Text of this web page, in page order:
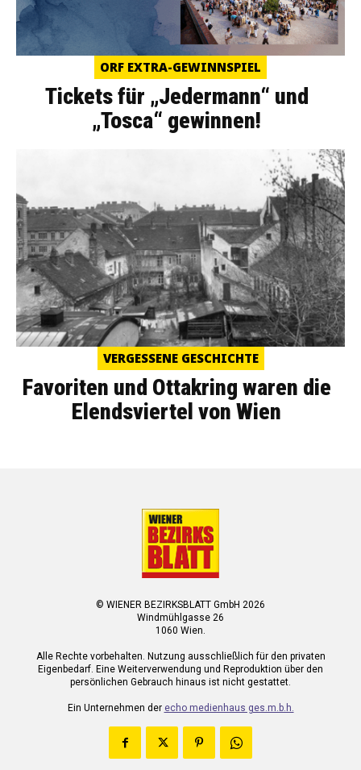
ORF EXTRA-GEWINNSPIEL
Tickets für „Jedermann“ und
„Tosca“ gewinnen!
VERGESSENE GESCHICHTE
Favoriten und Ottakring waren die
Elendsviertel von Wien
© WIENER BEZIRKSBLATT GmbH 2026
Windmühlgasse 26
1060 Wien.
Alle Rechte vorbehalten. Nutzung ausschließlich für den privaten
Eigenbedarf. Eine Weiterverwendung und Reproduktion über den
persönlichen Gebrauch hinaus ist nicht gestattet.
Ein Unternehmen der echo medienhaus ges.m.b.h.